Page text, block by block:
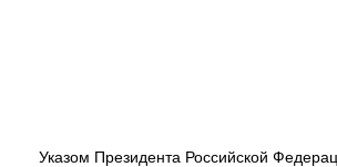
Указом Президента Российской